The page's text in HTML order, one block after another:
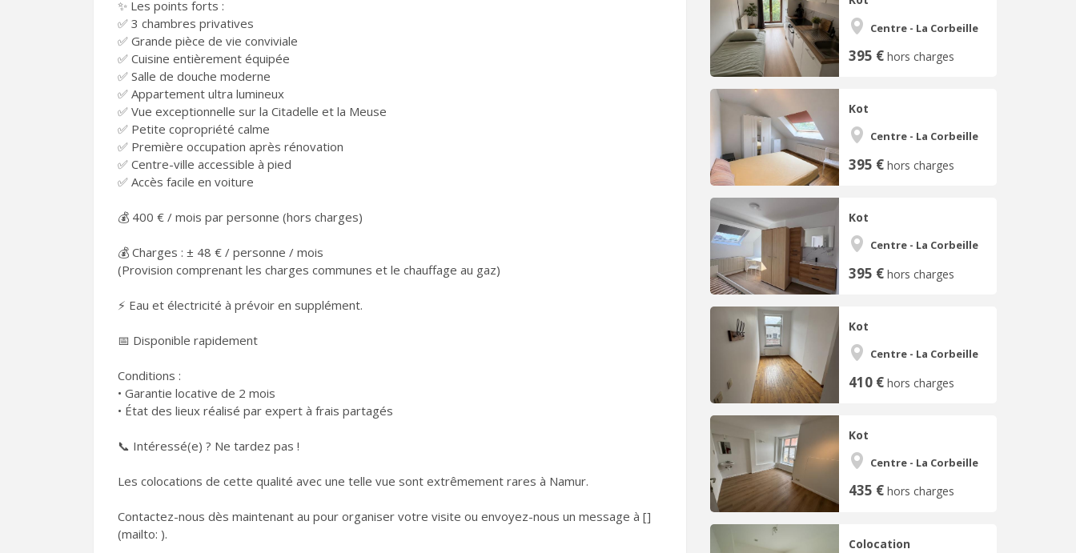
Centre - La Corbeille
395 € hors charges
Kot
Centre - La Corbeille
395 € hors charges
Kot
Centre - La Corbeille
395 € hors charges
Kot
Centre - La Corbeille
410 € hors charges
Kot
Centre - La Corbeille
435 € hors charges
Colocation
✨ Les points forts :
✅ 3 chambres privatives
✅ Grande pièce de vie conviviale
✅ Cuisine entièrement équipée
✅ Salle de douche moderne
✅ Appartement ultra lumineux
✅ Vue exceptionnelle sur la Citadelle et la Meuse
✅ Petite copropriété calme
✅ Première occupation après rénovation
✅ Centre-ville accessible à pied
✅ Accès facile en voiture
💰 400 € / mois par personne (hors charges)
💰 Charges : ± 48 € / personne / mois
(Provision comprenant les charges communes et le chauffage au gaz)
⚡ Eau et électricité à prévoir en supplément.
📅 Disponible rapidement
Conditions :
• Garantie locative de 2 mois
• État des lieux réalisé par expert à frais partagés
📞 Intéressé(e) ? Ne tardez pas !
Les colocations de cette qualité avec une telle vue sont extrêmement rares à Namur.
Contactez-nous dès maintenant au pour organiser votre visite ou envoyez-nous un message à []
(mailto: ).